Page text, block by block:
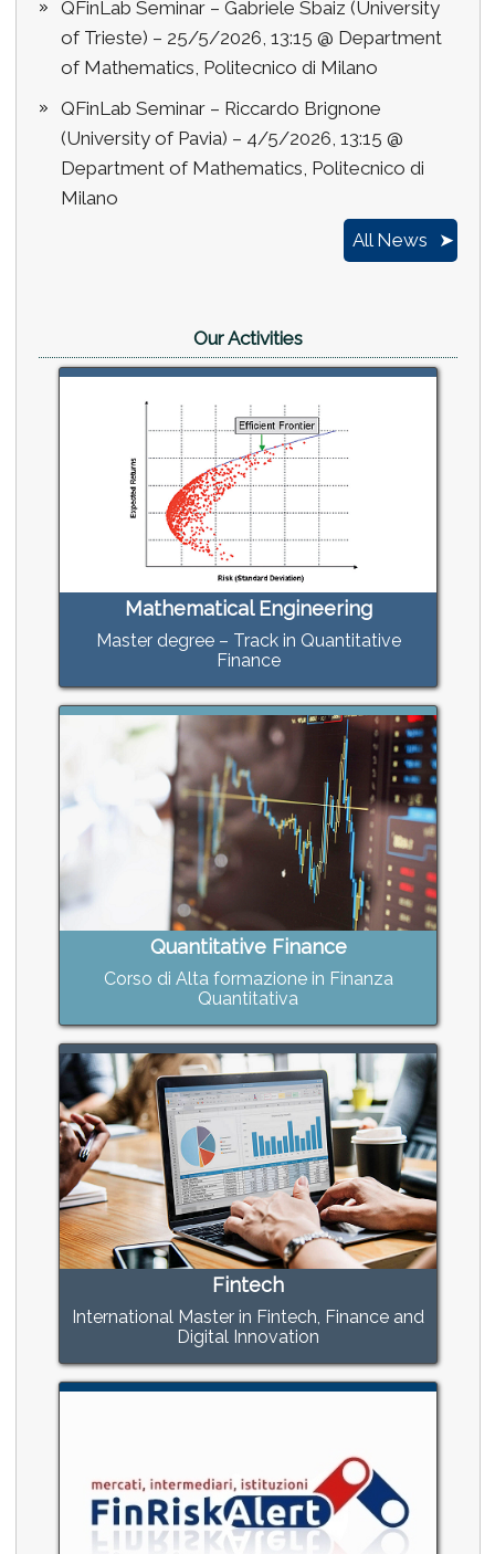
QFinLab Seminar – Gabriele Sbaiz (University
of Trieste) – 25/5/2026, 13:15 @ Department
of Mathematics, Politecnico di Milano
QFinLab Seminar – Riccardo Brignone
(University of Pavia) – 4/5/2026, 13:15 @
Department of Mathematics, Politecnico di
Milano
All News
Our Activities
Mathematical Engineering
Master degree – Track in Quantitative
Finance
Quantitative Finance
Corso di Alta formazione in Finanza
Quantitativa
Fintech
International Master in Fintech, Finance and
Digital Innovation